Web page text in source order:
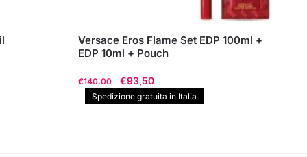
Versace Eros Flame Set EDP 100ml +
EDP 10ml + Pouch
€140,00
Il
prezzo
€93,50
prezzo
Spedizione gratuita in Italia